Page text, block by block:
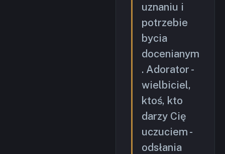
uznaniu i
potrzebie
bycia
docenianym
. Adorator -
wielbiciel,
ktoś, kto
darzy Cię
uczuciem -
odsłania